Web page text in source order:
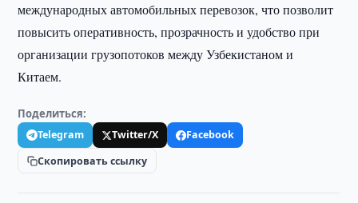
международных автомобильных перевозок, что позволит
повысить оперативность, прозрачность и удобство при
организации грузопотоков между Узбекистаном и
Китаем.
Поделиться:
Telegram Twitter/X
Facebook
Скопировать ссылку